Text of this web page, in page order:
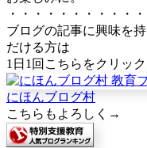
・・・・・・・・・・
ブログの記事に興味を
だける方は
1日1回こちらをクリッ
にほんブログ村
こちらもよろしく→